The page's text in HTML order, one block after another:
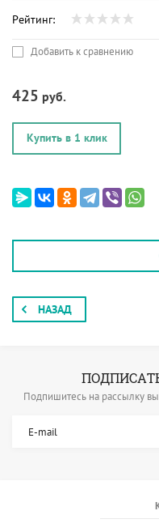
Рейтинг:
Добавить к сравнению
425 руб.
Купить в 1 клик
НАЗАД
Подпишитесь на рассылку